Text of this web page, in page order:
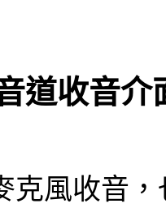
道收音介
克風收音